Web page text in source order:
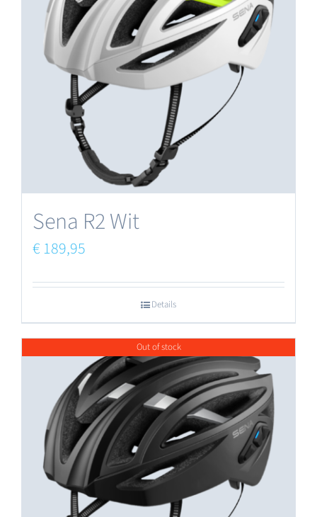
Sena R2 Wit
€189,95
Details
Out of stock